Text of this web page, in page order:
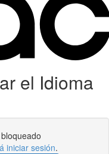
el Idioma
iniciar sesión.